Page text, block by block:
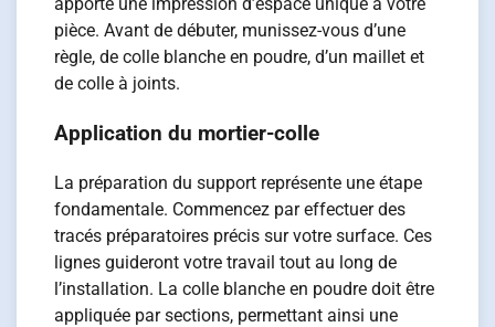
pièce. Avant de débuter, munissez-vous d’une
règle, de colle blanche en poudre, d’un maillet et
de colle à joints.
Application du mortier-colle
La préparation du support représente une étape
fondamentale. Commencez par effectuer des
tracés préparatoires précis sur votre surface. Ces
lignes guideront votre travail tout au long de
l’installation. La colle blanche en poudre doit être
appliquée par sections, permettant ainsi une